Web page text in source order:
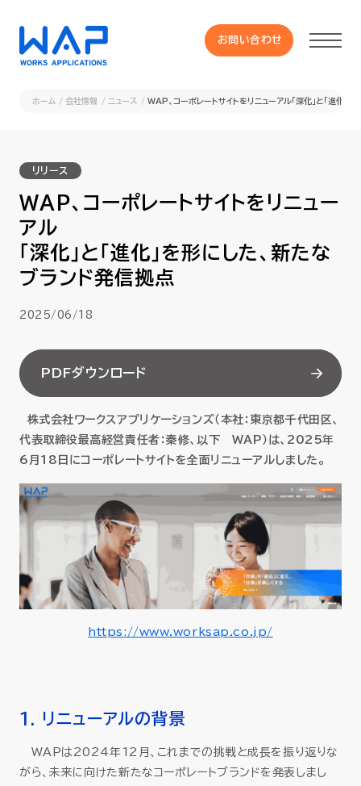
お問い合わせ
HUE 機能一覧
サービス
OXYGラインナップ
セミナー
お役立ち情報
会社情報
資料ダウンロード
ホーム 会社情報 ニュース WAP、コーポレートサイトをリニューアル「深化」と「進化」
リリース
WAP、コーポレートサイトをリニュー
アル
「深化」と「進化」を形にした、新たな
ブランド発信拠点
2025/06/18
PDFダウンロード
株式会社ワークスアプリケーションズ（本社：東京都千代田区、
代表取締役最高経営責任者：秦修、以下 WAP）は、2025年
6月18日にコーポレートサイトを全面リニューアルしました。
https://www.worksap.co.jp/
1. リニューアルの背景
WAPは2024年12月、これまでの挑戦と成長を振り返りな
がら、未来に向けた新たなコーポレートブランドを発表しまし
お問い合わせ